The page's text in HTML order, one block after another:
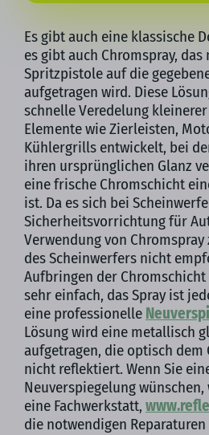
Es gibt auch eine klassische
es gibt auch Chromspray,
Spritzpistole auf die
aufgetragen wird. Diese
schnelle Veredelung
Elemente wie Zierleisten,
Kühlergrills entwickelt, bei
ihren ursprünglichen Glanz
eine frische Chromschicht
ist. Da es sich bei
Sicherheitsvorrichtung für
Verwendung von
des Scheinwerfers nicht
Aufbringen der
sehr einfach, das Spray ist
eine professionelle
Lösung wird eine metallisch
aufgetragen, die optisch dem
nicht reflektiert. Wenn Sie
Neuverspiegelung wünschen,
eine Fachwerkstatt,
die notwendigen